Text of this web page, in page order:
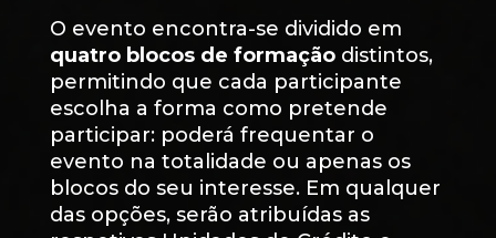
O evento encontra-se dividido em
quatro blocos de formaçãodistintos,
permitindo que cada participante
escolha a forma como pretende
participar: poderá frequentar o
evento na totalidade ou apenas os
blocos do seu interesse. Em qualquer
das opções, serão atribuídas as